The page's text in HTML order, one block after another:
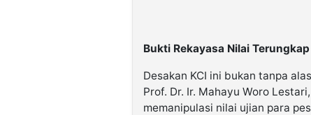
Bukti Rekayasa Nilai
Desakan KCI ini bukan tanpa
Prof. Dr. Ir. Mahayu Woro
memanipulasi nilai ujian para